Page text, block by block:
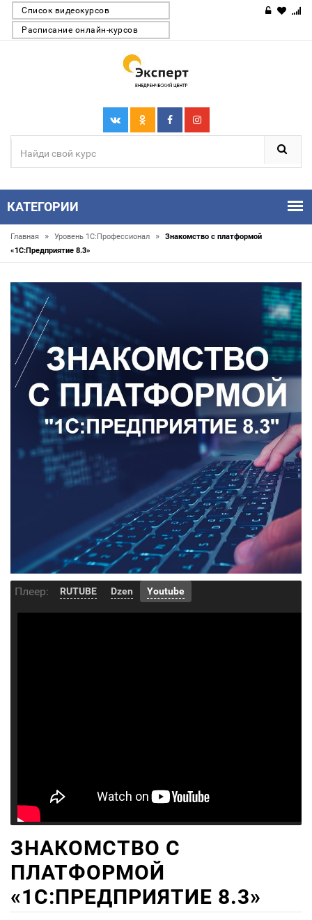
Список видеокурсов
Расписание онлайн-курсов
КАТЕГОРИИ
Главная » Уровень 1С:Профессионал »
Знакомство с платформой
«1C:Предприятие 8.3»
Плеер: RUTUBE Dzen Youtube
ЗНАКОМСТВО С
ПЛАТФОРМОЙ
«1C:ПРЕДПРИЯТИЕ 8.3»